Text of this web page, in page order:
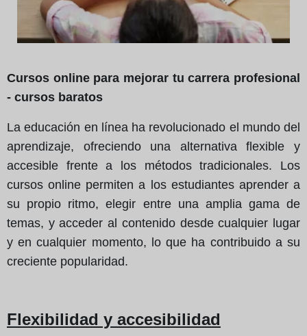
Cursos online para mejorar tu carrera profesional
- cursos baratos
La educación en línea ha revolucionado el mundo del
aprendizaje, ofreciendo una alternativa flexible y
accesible frente a los métodos tradicionales. Los
cursos online permiten a los estudiantes aprender a
su propio ritmo, elegir entre una amplia gama de
temas, y acceder al contenido desde cualquier lugar
y en cualquier momento, lo que ha contribuido a su
creciente popularidad.
Flexibilidad y accesibilidad